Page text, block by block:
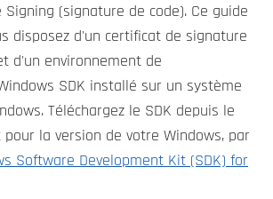
Signing (signature de code). Ce guide
disposez d'un certificat de signature
d'un environnement de
SDK installé sur un système
Téléchargez le SDK depuis le
la version de votre Windows, par
Software Development Kit (SDK) for